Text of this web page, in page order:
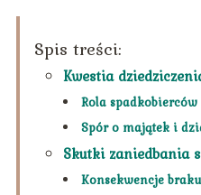
Spis treści:
Kwestia
Rola
Spór o majątek i
Skutki zaniedbania
Konsekwencje